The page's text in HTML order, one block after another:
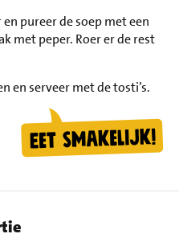
pureer de soep met een
met peper. Roer er de rest
en serveer met de tosti’s.